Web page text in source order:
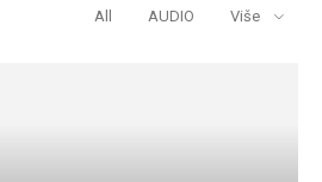
All AUDIO Više